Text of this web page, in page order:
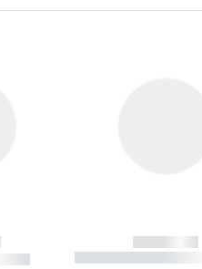
------------
-----------